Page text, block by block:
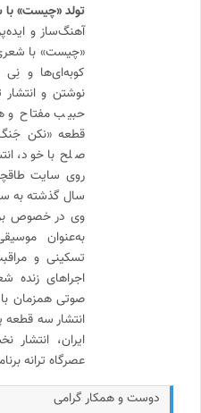
تولد «چیست» با
آهنگ‌ساز و
«چیست» با شعری
کوبه‌‌ای‌ها و
حبیب مفتاح و
قطعه «نکن‌
صلح با خود،
روی سایت
سال گذشته به
وی در خصوص
به‌عنوان
تسکینی و
اجراهای زنده
صوتی همزمان
انتشار سه
ایران، انتشار
عصرگاه ترانه
دوست و همکار گرامی